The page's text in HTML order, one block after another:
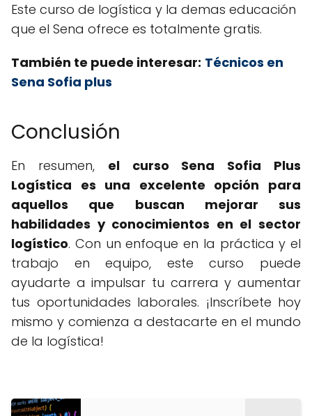
Este curso de logística y la demas educación
que el Sena ofrece es totalmente gratis.
También te puede interesar: Técnicos en
Sena Sofia plus
Conclusión
En resumen, el curso Sena Sofia Plus
Logística es una excelente opción para
aquellos que buscan mejorar sus
habilidades y conocimientos en el sector
logístico. Con un enfoque en la práctica y el
trabajo en equipo, este curso puede
ayudarte a impulsar tu carrera y aumentar
tus oportunidades laborales. ¡Inscríbete hoy
mismo y comienza a destacarte en el mundo
de la logística!